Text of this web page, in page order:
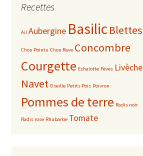
Décembre
Octobre
Novembre
Décembre
Octobre
Septembre
Août
Juillet
Novembre
Octobre
Avril
Année 2014
Recettes
Ail Aubergine Basilic Blettes
Chou Pointu Chou Rave Concombre
Courgette Echalotte Fèves Livèche
Navet Oseille Petits Pois Poivron
Pommes de terre Radis noir
Radis rose Rhubarbe Tomate